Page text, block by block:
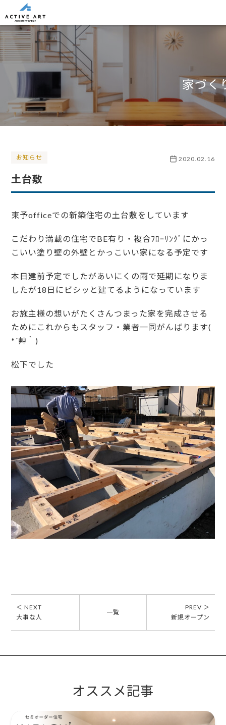
家づく
お知らせ 2020.02.16
土台敷
東予officeでの新築住宅の土台敷をしています
こだわり満載の住宅でBE有り・複合ﾌﾛｰﾘﾝｸﾞにかっ
こいい塗り壁の外壁とかっこいい家になる予定です
本日建前予定でしたがあいにくの雨で延期になりま
したが18日にビシッと建てるようになっています
お施主様の想いがたくさんつまった家を完成させる
ためにこれからもスタッフ・業者一同がんばります(
*´艸｀)
松下でした
＜ NEXT
大事な人
一覧
PREV ＞
新規オープン
オススメ記事